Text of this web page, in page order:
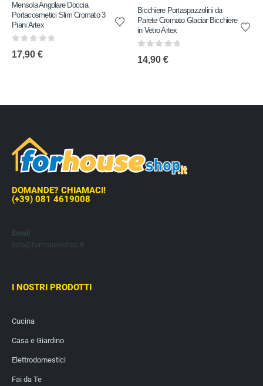
Mensola Angolare Doccia
Portacosmetici Slim Cromato 3
Piani Artex
17,90 €
Bicchiere Portaspazzolini da
Parete Cromato Glaciar Bicchiere
in Vetro Artex
14,90 €
DOMANDE? CHIAMACI!
(+39) 081 4619008
Email
info@forhouseshop.it
I NOSTRI PRODOTTI
Cucina
Casa e Giardino
Elettrodomestici
Fai da Te